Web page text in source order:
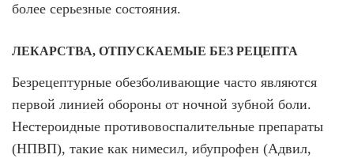
более серьезные состояния.
ЛЕКАРСТВА, ОТПУСКАЕМЫЕ БЕЗ РЕЦЕПТА
Безрецептурные обезболивающие часто являются
первой линией обороны от ночной зубной боли.
Нестероидные противовоспалительные препараты
(НПВП), такие как нимесил, ибупрофен (Адвил,